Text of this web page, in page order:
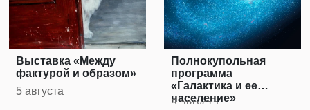
Выставка «Между
фактурой и образом»
5 августа
Полнокупольная
программа
«Галактика и ее
население»
5 августа